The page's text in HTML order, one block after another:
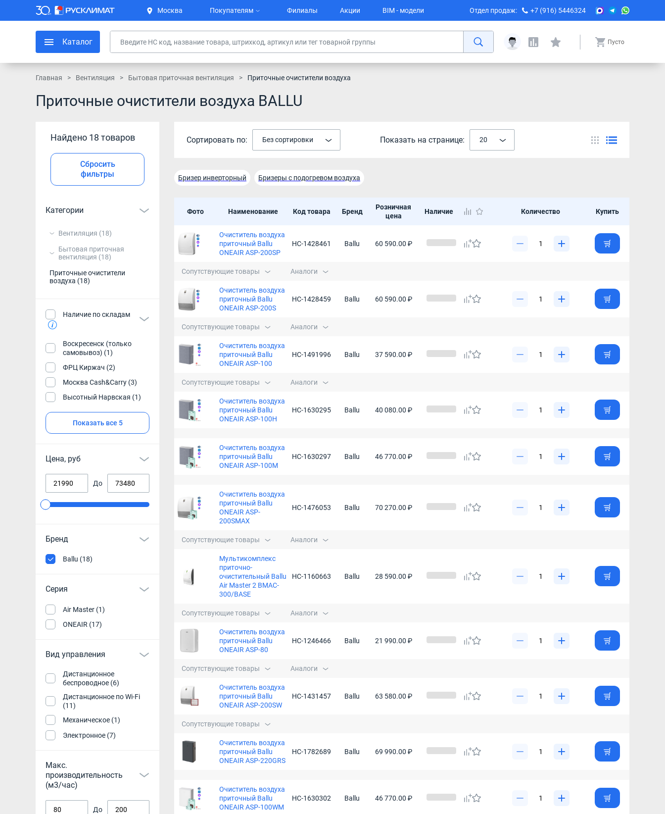
Москва Покупателям Филиалы Акции BIM - модели Отдел продаж: +7 (916) 5446324
Каталог Пусто
Главная Вентиляция Бытовая приточная вентиляция Приточные очистители воздуха
Приточные очистители воздуха BALLU
Найдено 18 товаров
Сбросить
фильтры
Категории
Вентиляция (18)
Бытовая приточная
вентиляция (18)
Приточные очистители
воздуха (18)
Наличие по складам
Воскресенск (только
самовывоз) (1)
ФРЦ Киржач (2)
Москва Cash&Carry (3)
Высотный Нарвская (1)
Показать все 5
Цена, руб
До
Бренд
Ballu (18)
Серия
Air Master (1)
ONEAIR (17)
Вид управления
Дистанционное
беспроводное (6)
Дистанционное по Wi-Fi
(11)
Механическое (1)
Электронное (7)
Макс.
производительность
(м3/час)
До
Сортировать по: Без сортировки Показать на странице: 20
Бризер инверторный Бризеры с подогревом воздуха
Фото Наименование Код товара Бренд
Розничная
цена
Наличие Количество Купить
Очиститель воздуха
приточный Ballu
ONEAIR ASP-200SP
НС-1428461 Ballu 60 590.00 ₽
Сопутствующие товары Аналоги
Очиститель воздуха
приточный Ballu
ONEAIR ASP-200S
НС-1428459 Ballu 60 590.00 ₽
Сопутствующие товары Аналоги
Очиститель воздуха
приточный Ballu
ONEAIR ASP-100
НС-1491996 Ballu 37 590.00 ₽
Сопутствующие товары Аналоги
Очиститель воздуха
приточный Ballu
ONEAIR ASP-100H
НС-1630295 Ballu 40 080.00 ₽
Очиститель воздуха
приточный Ballu
ONEAIR ASP-100M
НС-1630297 Ballu 46 770.00 ₽
Очиститель воздуха
приточный Ballu
ONEAIR ASP-
200SMAX
НС-1476053 Ballu 70 270.00 ₽
Сопутствующие товары Аналоги
Мультикомплекс
приточно-
очистительный Ballu
Air Master 2 BMAC-
300/BASE
НС-1160663 Ballu 28 590.00 ₽
Сопутствующие товары Аналоги
Очиститель воздуха
приточный Ballu
ONEAIR ASP-80
НС-1246466 Ballu 21 990.00 ₽
Сопутствующие товары Аналоги
Очиститель воздуха
приточный Ballu
ONEAIR ASP-200SW
НС-1431457 Ballu 63 580.00 ₽
Сопутствующие товары
Очиститель воздуха
приточный Ballu
ONEAIR ASP-220GRS
НС-1782689 Ballu 69 990.00 ₽
Очиститель воздуха
приточный Ballu
ONEAIR ASP-100WM
НС-1630302 Ballu 46 770.00 ₽